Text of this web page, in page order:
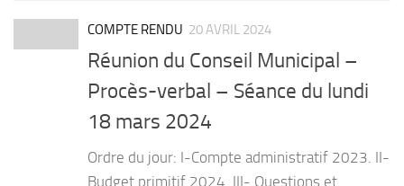
COMPTE RENDU 20 AVRIL 2024
Réunion du Conseil Municipal –
Procès-verbal – Séance du lundi
18 mars 2024
Ordre du jour: I-Compte administratif 2023. II-
Budget primitif 2024. III- Questions et